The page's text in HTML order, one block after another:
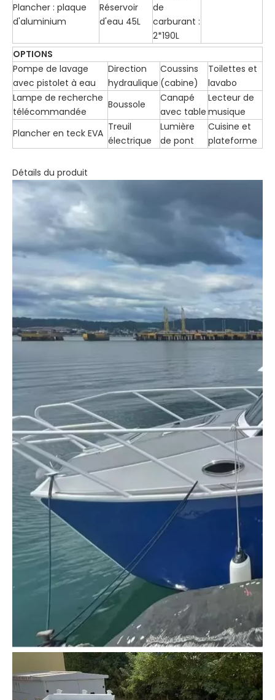
Plancher : plaque
d'aluminium
Réservoir
d'eau 45L
de
carburant :
2*190L
OPTIONS
Pompe de lavage
avec pistolet à eau
Direction
hydraulique
Coussins
(cabine)
Toilettes et
lavabo
Lampe de recherche
télécommandée
Boussole
Canapé
avec table
Lecteur de
musique
Plancher en teck EVA
Treuil
électrique
Lumière
de pont
Cuisine et
plateforme
Détails du produit